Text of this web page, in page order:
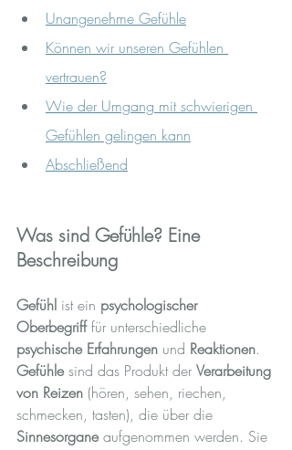
Unangenehme Gefühle
Können wir unseren Gefühlen
vertrauen?
Wie der Umgang mit schwierigen
Gefühlen gelingen kann
Abschließend
Was sind Gefühle? Eine
Beschreibung
Gefühl ist ein psychologischer
Oberbegriff für unterschiedliche
psychische Erfahrungen und Reaktionen.
Gefühle sind das Produkt der Verarbeitung
von Reizen (hören, sehen, riechen,
schmecken, tasten), die über die
Sinnesorgane aufgenommen werden. Sie